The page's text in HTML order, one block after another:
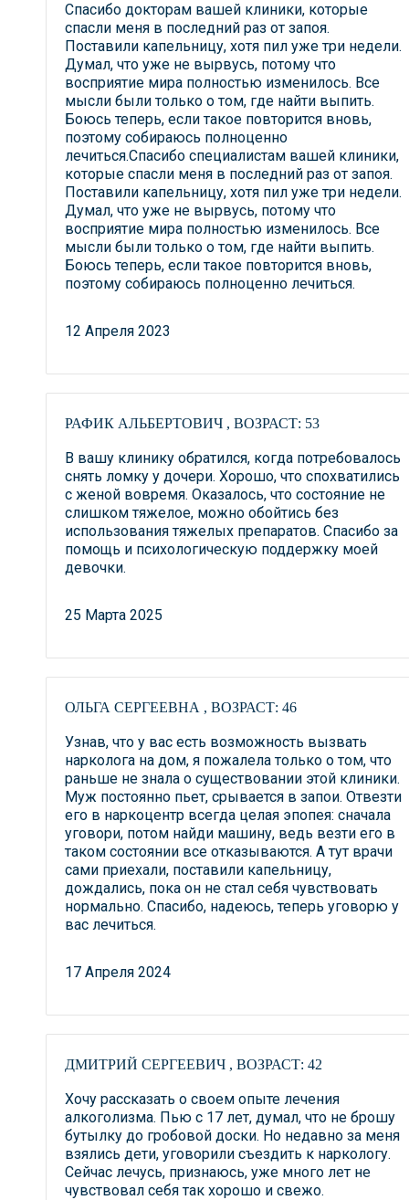
Спасибо докторам вашей клиники, которые
спасли меня в последний раз от запоя.
Поставили капельницу, хотя пил уже три недели.
Думал, что уже не вырвусь, потому что
восприятие мира полностью изменилось. Все
мысли были только о том, где найти выпить.
Боюсь теперь, если такое повторится вновь,
поэтому собираюсь полноценно
лечиться.Спасибо специалистам вашей клиники,
которые спасли меня в последний раз от запоя.
Поставили капельницу, хотя пил уже три недели.
Думал, что уже не вырвусь, потому что
восприятие мира полностью изменилось. Все
мысли были только о том, где найти выпить.
Боюсь теперь, если такое повторится вновь,
поэтому собираюсь полноценно лечиться.
12 Апреля 2023
РАФИК АЛЬБЕРТОВИЧ , ВОЗРАСТ: 53
В вашу клинику обратился, когда потребовалось
снять ломку у дочери. Хорошо, что спохватились
с женой вовремя. Оказалось, что состояние не
слишком тяжелое, можно обойтись без
использования тяжелых препаратов. Спасибо за
помощь и психологическую поддержку моей
девочки.
25 Марта 2025
ОЛЬГА СЕРГЕЕВНА , ВОЗРАСТ: 46
Узнав, что у вас есть возможность вызвать
нарколога на дом, я пожалела только о том, что
раньше не знала о существовании этой клиники.
Муж постоянно пьет, срывается в запои. Отвезти
его в наркоцентр всегда целая эпопея: сначала
уговори, потом найди машину, ведь везти его в
таком состоянии все отказываются. А тут врачи
сами приехали, поставили капельницу,
дождались, пока он не стал себя чувствовать
нормально. Спасибо, надеюсь, теперь уговорю у
вас лечиться.
17 Апреля 2024
ДМИТРИЙ СЕРГЕЕВИЧ , ВОЗРАСТ: 42
Хочу рассказать о своем опыте лечения
алкоголизма. Пью с 17 лет, думал, что не брошу
бутылку до гробовой доски. Но недавно за меня
взялись дети, уговорили съездить к наркологу.
Сейчас лечусь, признаюсь, уже много лет не
чувствовал себя так хорошо и свежо.